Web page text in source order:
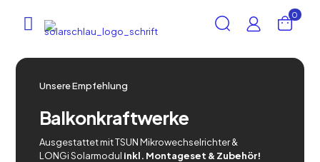
0
Unsere Empfehlung
Balkonkraftwerke
Ausgestattet mit TSUN Mikrowechselrichter &
LONGi Solarmodul inkl. Montageset & Zubehör!